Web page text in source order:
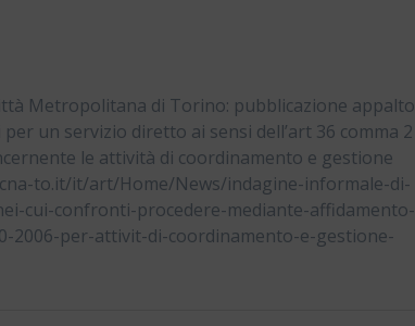
Metropolitana di Torino: pubblicazione appalto
un servizio diretto ai sensi dell’art 36 comma 2
le attività di coordinamento e gestione
to.it/it/art/Home/News/indagine-informale-di-
cui-confronti-procedere-mediante-affidamento-
2006-per-attivit-di-coordinamento-e-gestione-